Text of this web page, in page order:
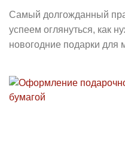
Самый долгожданный
успеем оглянуться, как
новогодние подарки для